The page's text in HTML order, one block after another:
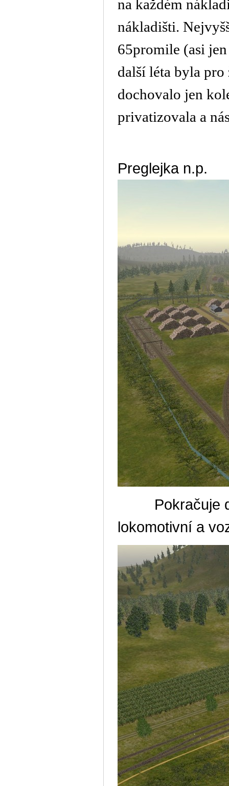
na každém
nákladišti.
65promile (asi
další léta byla pro
dochovalo jen
privatizovala a
Preglejka n.p.
Pokračuje do
lokomotivní a